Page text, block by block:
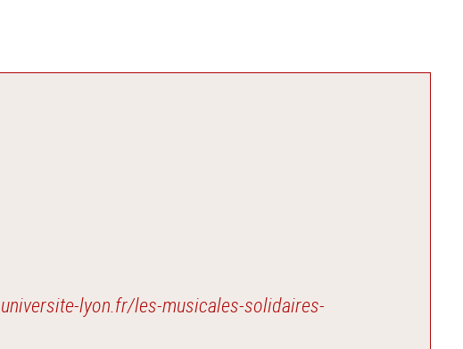
lyon.fr/les-musicales-solidaires-